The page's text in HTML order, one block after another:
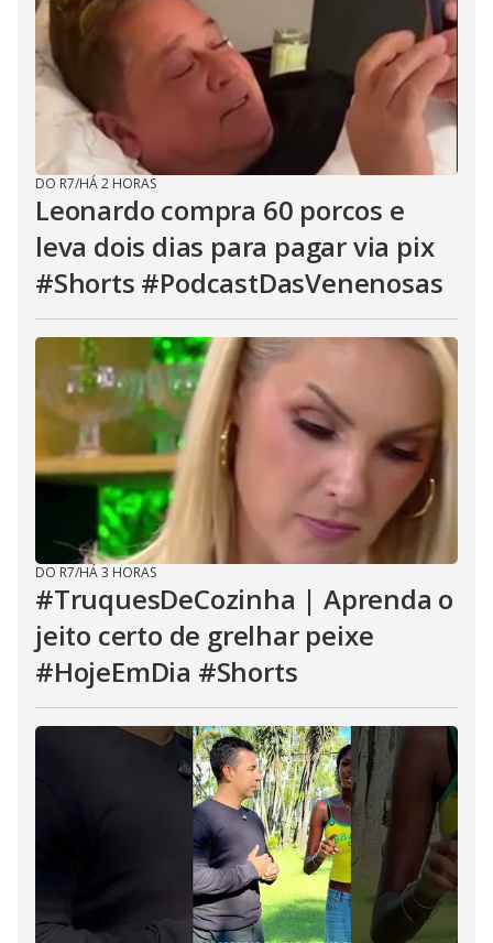
DO R7/HÁ 2 HORAS
Leonardo compra 60 porcos e
leva dois dias para pagar via pix
#Shorts #PodcastDasVenenosas
DO R7/HÁ 3 HORAS
#TruquesDeCozinha | Aprenda o
jeito certo de grelhar peixe
#HojeEmDia #Shorts